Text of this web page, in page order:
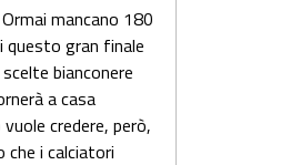
mancano 180
questo gran finale
bianconere
a casa
credere, però,
i calciatori